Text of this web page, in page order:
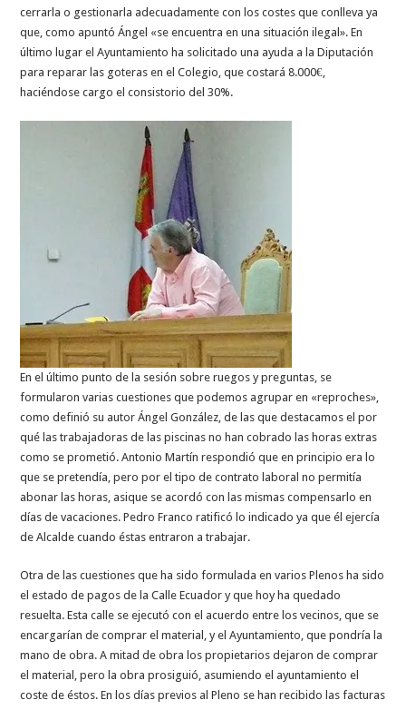
cerrarla o gestionarla adecuadamente con los costes que conlleva ya
que, como apuntó Ángel «se encuentra en una situación ilegal». En
último lugar el Ayuntamiento ha solicitado una ayuda a la Diputación
para reparar las goteras en el Colegio, que costará 8.000€,
haciéndose cargo el consistorio del 30%.
En el último punto de la sesión sobre ruegos y preguntas, se
formularon varias cuestiones que podemos agrupar en «reproches»,
como definió su autor Ángel González, de las que destacamos el por
qué las trabajadoras de las piscinas no han cobrado las horas extras
como se prometió. Antonio Martín respondió que en principio era lo
que se pretendía, pero por el tipo de contrato laboral no permitía
abonar las horas, asique se acordó con las mismas compensarlo en
días de vacaciones. Pedro Franco ratificó lo indicado ya que él ejercía
de Alcalde cuando éstas entraron a trabajar.
Otra de las cuestiones que ha sido formulada en varios Plenos ha sido
el estado de pagos de la Calle Ecuador y que hoy ha quedado
resuelta. Esta calle se ejecutó con el acuerdo entre los vecinos, que se
encargarían de comprar el material, y el Ayuntamiento, que pondría la
mano de obra. A mitad de obra los propietarios dejaron de comprar
el material, pero la obra prosiguió, asumiendo el ayuntamiento el
coste de éstos. En los días previos al Pleno se han recibido las facturas